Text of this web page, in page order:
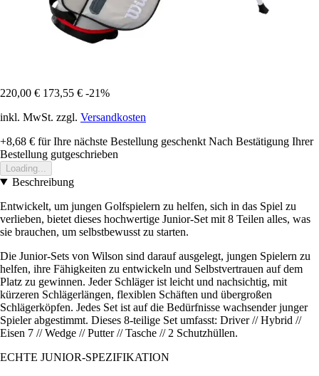
220,00 € 173,55 € -21%
inkl. MwSt. zzgl. Versandkosten
+8,68 € für Ihre nächste Bestellung geschenkt Nach Bestätigung Ihrer
Bestellung gutgeschrieben
Loading...
Beschreibung
Entwickelt, um jungen Golfspielern zu helfen, sich in das Spiel zu
verlieben, bietet dieses hochwertige Junior-Set mit 8 Teilen alles, was
sie brauchen, um selbstbewusst zu starten.
Die Junior-Sets von Wilson sind darauf ausgelegt, jungen Spielern zu
helfen, ihre Fähigkeiten zu entwickeln und Selbstvertrauen auf dem
Platz zu gewinnen. Jeder Schläger ist leicht und nachsichtig, mit
kürzeren Schlägerlängen, flexiblen Schäften und übergroßen
Schlägerköpfen. Jedes Set ist auf die Bedürfnisse wachsender junger
Spieler abgestimmt. Dieses 8-teilige Set umfasst: Driver // Hybrid //
Eisen 7 // Wedge // Putter // Tasche // 2 Schutzhüllen.
ECHTE JUNIOR-SPEZIFIKATION